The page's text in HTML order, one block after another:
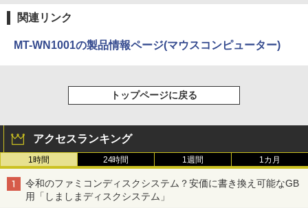
関連リンク
MT-WN1001の製品情報ページ(マウスコンピューター)
トップページに戻る
アクセスランキング
1時間 24時間 1週間 1カ月
令和のファミコンディスクシステム？安価に書き換え可能なGB
用「しましまディスクシステム」